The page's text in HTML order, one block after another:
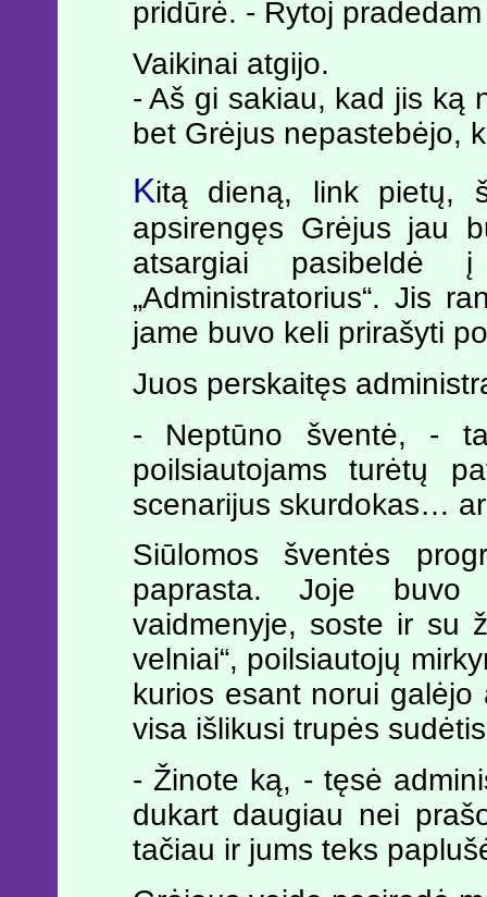
pridūrė. - Rytoj
Vaikinai atgijo.
- Aš gi sakiau, kad jis ką
bet Grėjus nepastebėjo,
Kitą dieną, link pietų,
apsirengęs Grėjus jau
atsargiai
„Administratorius“. Jis
jame buvo keli prirašyti
Juos perskaitęs
- Neptūno šventė, -
poilsiautojams turėtų
scenarijus skurdokas…
Siūlomos šventės
paprasta. Joje
vaidmenyje, soste ir su
velniai“, poilsiautojų
kurios esant norui
visa išlikusi trupės
- Žinote ką, - tęsė
dukart daugiau nei
tačiau ir jums teks